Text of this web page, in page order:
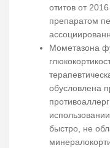
отитов от
препаратом
Мометазона
обусловлена
быстро, не